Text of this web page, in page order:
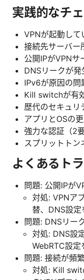
実践的なチ
VPNが起動して
接続先サーバー
公開IPがVPNサ
DNSリークが
IPv6が原因の問
Kill switchが有
歴代のセキュリ
アプリとOSの
強力な認証（2
スプリットト
よくあるト
問題: 公開IPが
対処: VPNア
替、DNS設
問題: DNSリー
対処: DNS設
WebRTC設定
問題: 接続が頻
対処: Kill